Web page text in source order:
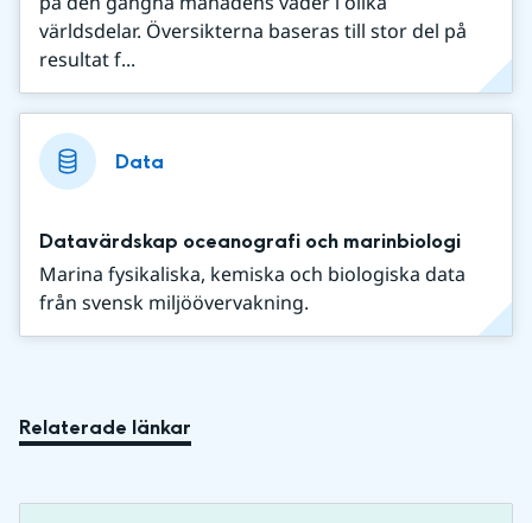
världsdelar. Översikterna baseras till stor del på
resultat f...
Data
Datavärdskap oceanografi och marinbiologi
Marina fysikaliska, kemiska och biologiska data
från svensk miljöövervakning.
Relaterade länkar